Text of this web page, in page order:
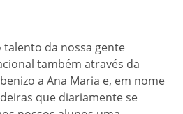
talento da nossa gente
também através da
a Ana Maria e, em nome
que diariamente se